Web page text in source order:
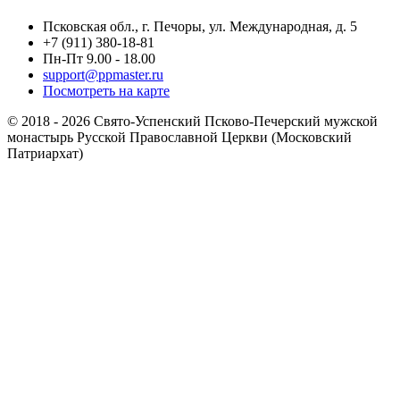
Псковская обл., г. Печоры, ул. Международная, д. 5
+7 (911) 380-18-81
Пн-Пт 9.00 - 18.00
support@ppmaster.ru
Посмотреть на карте
© 2018 - 2026 Свято-Успенский Псково-Печерский мужской
монастырь Русской Православной Церкви (Московский
Патриархат)